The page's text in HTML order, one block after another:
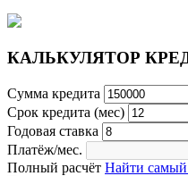
КАЛЬКУЛЯТОР
Сумма кредита
Срок кредита (мес)
Годовая ставка
Платёж/мес.
Полный расчёт Найти